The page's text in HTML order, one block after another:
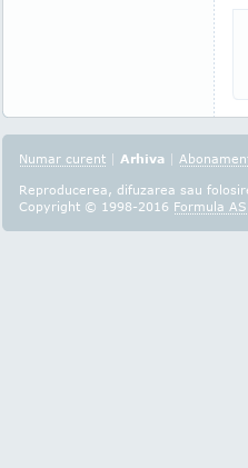
Numar curent | Arhiva |
Reproducerea, difuzarea sau
Copyright © 1998-2016 Formula AS